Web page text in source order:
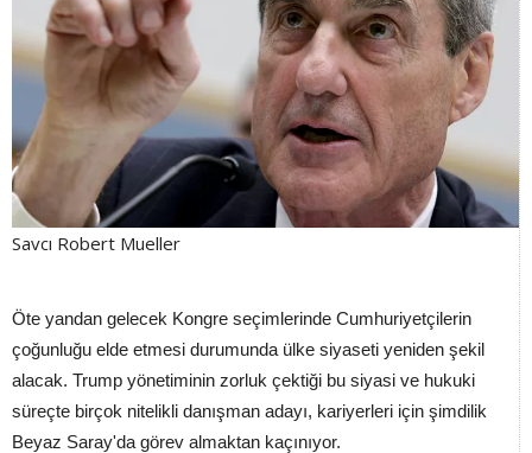
Savcı Robert Mueller
Öte yandan gelecek Kongre seçimlerinde Cumhuriyetçilerin
çoğunluğu elde etmesi durumunda ülke siyaseti yeniden şekil
alacak. Trump yönetiminin zorluk çektiği bu siyasi ve hukuki
süreçte birçok nitelikli danışman adayı, kariyerleri için şimdilik
Beyaz Saray'da görev almaktan kaçınıyor.